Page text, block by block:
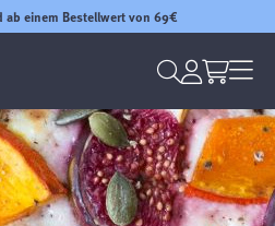
ab einem Bestellwert von 69€